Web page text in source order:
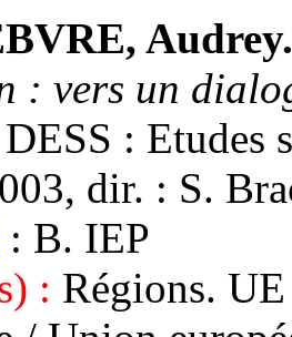
: vers un
: Etudes
dir. : S.
: B. IEP
: Régions.